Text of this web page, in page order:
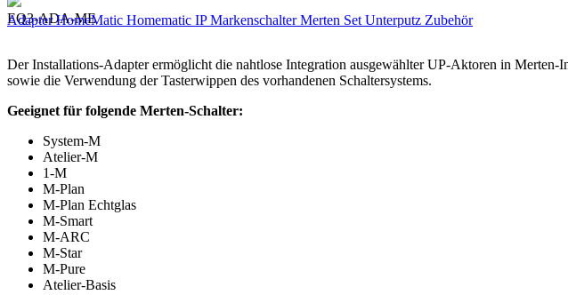
EQ3-ADA-ME
AdapterHomeMatic Homematic IPMarkenschalterMerten Set Unterputz Zubehör
Der Installations-Adapter ermöglicht die nahtlose Integration ausgewählter UP-Aktoren in
sowie die Verwendung der Tasterwippen des vorhandenen Schaltersystems.
Geeignet für folgende Merten-Schalter:
System-M
Atelier-M
1-M
M-Plan
M-Plan Echtglas
M-Smart
M-ARC
M-Star
M-Pure
Atelier-Basis